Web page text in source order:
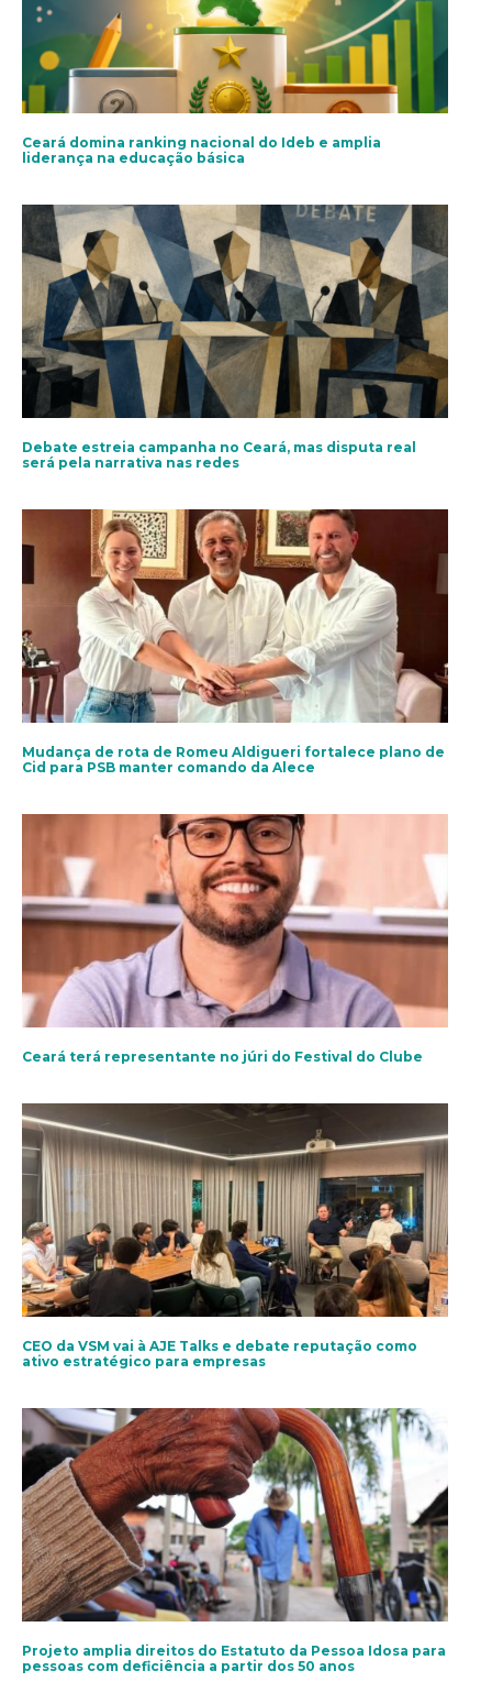
Ceará domina ranking nacional do Ideb e amplia
liderança na educação básica
Debate estreia campanha no Ceará, mas disputa real
será pela narrativa nas redes
Mudança de rota de Romeu Aldigueri fortalece plano de
Cid para PSB manter comando da Alece
Ceará terá representante no júri do Festival do Clube
CEO da VSM vai à AJE Talks e debate reputação como
ativo estratégico para empresas
Projeto amplia direitos do Estatuto da Pessoa Idosa para
pessoas com deficiência a partir dos 50 anos